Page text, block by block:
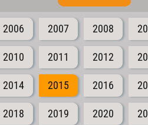
2006 2007 2008
2010 2011 2012
2014 2015 2016
2018 2019 2020